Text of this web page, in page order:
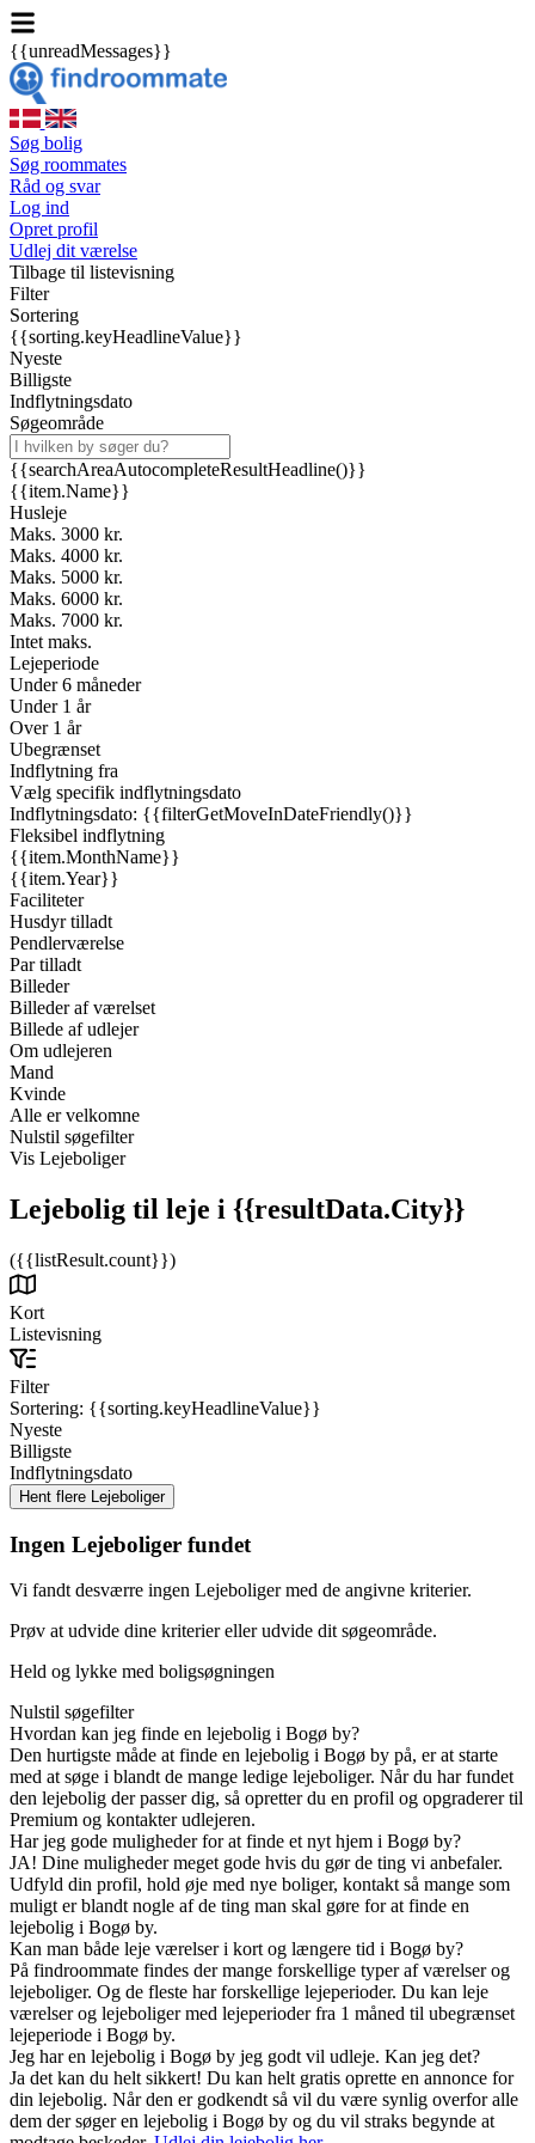
{{unreadMessages}}
Søg bolig
Søg roommates
Råd og svar
Log ind
Opret profil
Udlej dit værelse
Tilbage til listevisning
Filter
Sortering
{{sorting.keyHeadlineValue}}
Nyeste
Billigste
Indflytningsdato
Søgeområde
{{searchAreaAutocompleteResultHeadline()}}
{{item.Name}}
Husleje
Maks. 3000 kr.
Maks. 4000 kr.
Maks. 5000 kr.
Maks. 6000 kr.
Maks. 7000 kr.
Intet maks.
Lejeperiode
Under 6 måneder
Under 1 år
Over 1 år
Ubegrænset
Indflytning fra
Vælg specifik indflytningsdato
Indflytningsdato: {{filterGetMoveInDateFriendly()}}
Fleksibel indflytning
{{item.MonthName}}
{{item.Year}}
Faciliteter
Husdyr tilladt
Pendlerværelse
Par tilladt
Billeder
Billeder af værelset
Billede af udlejer
Om udlejeren
Mand
Kvinde
Alle er velkomne
Nulstil søgefilter
Vis Lejeboliger
Lejebolig til leje i {{resultData.City}}
({{listResult.count}})
Kort
Listevisning
Filter
Sortering: {{sorting.keyHeadlineValue}}
Nyeste
Billigste
Indflytningsdato
Ingen Lejeboliger fundet
Vi fandt desværre ingen Lejeboliger med de angivne kriterier.
Prøv at udvide dine kriterier eller udvide dit søgeområde.
Held og lykke med boligsøgningen
Nulstil søgefilter
Hvordan kan jeg finde en lejebolig i Bogø by?
Den hurtigste måde at finde en lejebolig i Bogø by på, er at starte
med at søge i blandt de mange ledige lejeboliger. Når du har fundet
den lejebolig der passer dig, så opretter du en profil og opgraderer til
Premium og kontakter udlejeren.
Har jeg gode muligheder for at finde et nyt hjem i Bogø by?
JA! Dine muligheder meget gode hvis du gør de ting vi anbefaler.
Udfyld din profil, hold øje med nye boliger, kontakt så mange som
muligt er blandt nogle af de ting man skal gøre for at finde en
lejebolig i Bogø by.
Kan man både leje værelser i kort og længere tid i Bogø by?
På findroommate findes der mange forskellige typer af værelser og
lejeboliger. Og de fleste har forskellige lejeperioder. Du kan leje
værelser og lejeboliger med lejeperioder fra 1 måned til ubegrænset
lejeperiode i Bogø by.
Jeg har en lejebolig i Bogø by jeg godt vil udleje. Kan jeg det?
Ja det kan du helt sikkert! Du kan helt gratis oprette en annonce for
din lejebolig. Når den er godkendt så vil du være synlig overfor alle
dem der søger en lejebolig i Bogø by og du vil straks begynde at